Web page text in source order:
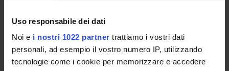
Uso responsabile dei dati
Noi e i nostri 1022 partner trattiamo i vostri dati
personali, ad esempio il vostro numero IP, utilizzando
tecnologie come i cookie per memorizzare e accedere
Come iscriversi
Insegnamenti
Calendario didattico
Orario lezioni